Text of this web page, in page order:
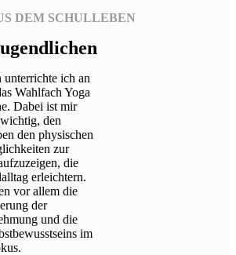
DEM SCHULLEBEN
unterrichte ich an
Wahlfach Yoga
Dabei ist mir
den
den physischen
zur
die
erleichtern.
vor allem die
der
und die
im